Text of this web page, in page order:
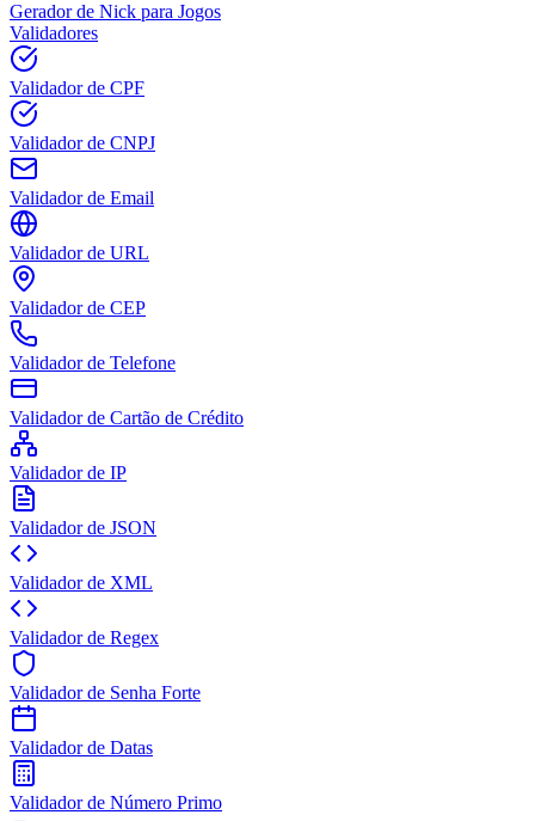
Gerador de Nick para Jogos
Validadores
Validador de CPF
Validador de CNPJ
Validador de Email
Validador de URL
Validador de CEP
Validador de Telefone
Validador de Cartão de Crédito
Validador de IP
Validador de JSON
Validador de XML
Validador de Regex
Validador de Senha Forte
Validador de Datas
Validador de Número Primo